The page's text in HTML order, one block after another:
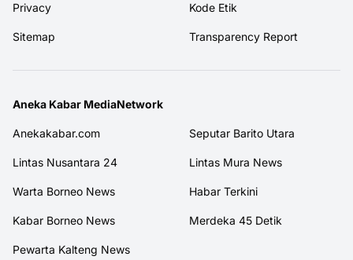
Privacy Kode Etik
Sitemap Transparency Report
Aneka Kabar MediaNetwork
Anekakabar.com Seputar Barito Utara
Lintas Nusantara 24 Lintas Mura News
Warta Borneo News Habar Terkini
Kabar Borneo News Merdeka 45 Detik
Pewarta Kalteng News